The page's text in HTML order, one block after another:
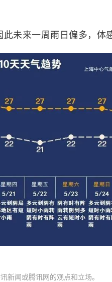
未来一周雨日偏多，体
新闻或腾讯网的观点和立场。